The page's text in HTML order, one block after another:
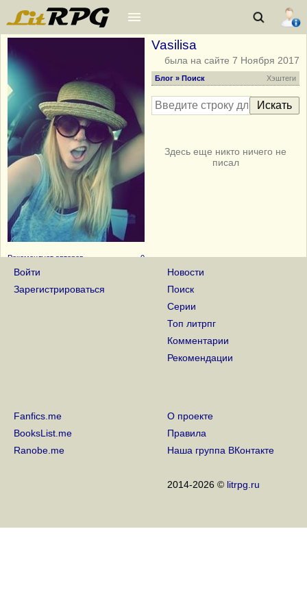
Рекомендует авторов
0
Рекомендует книги
Награды - 3
Vasilisa
была на сайте 7 Ноября 2017
Блог » Поиск Хэштеги
Здесь еще никто ничего не
писал
Войти
Зарегистрироваться
Новости
Поиск
Серии
Топ литрпг
Комментарии
Рекомендации
Fanfics.me
BooksList.me
Ranobe.me
О проекте
Правила
Наша группа ВКонтакте
2014-2026 © litrpg.ru